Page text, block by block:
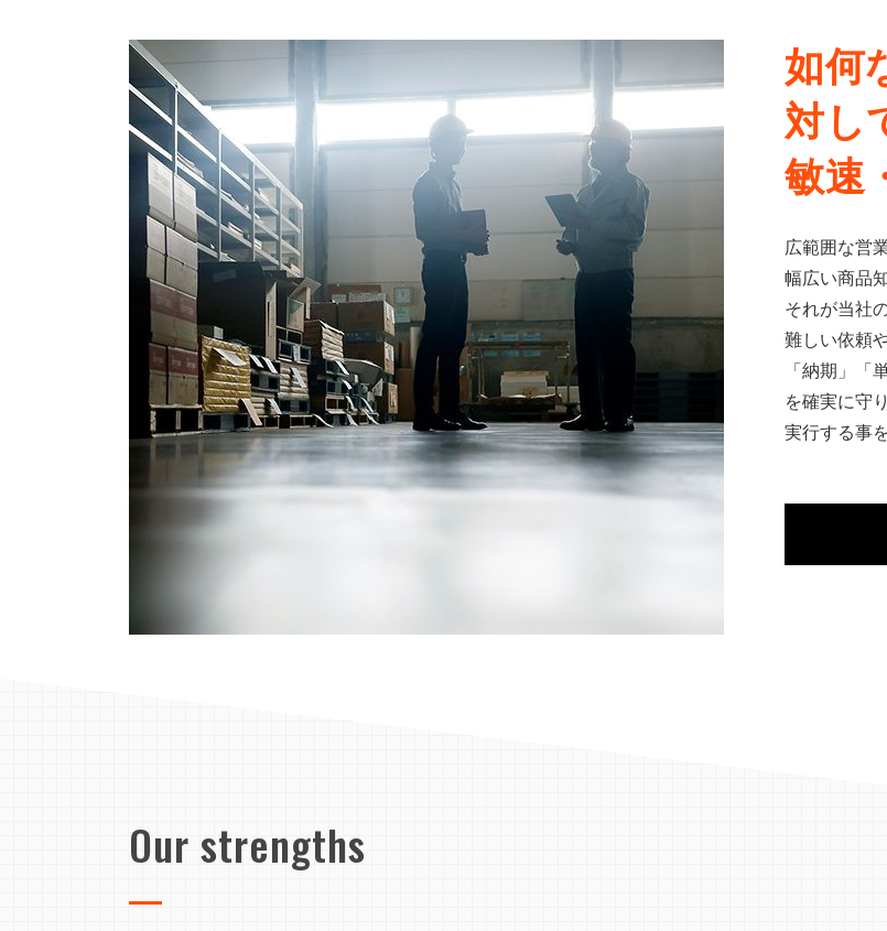
如何
対し
敏速
広範囲な営
幅広い商品
それが当社
難しい依頼
「納期」「
を確実に守り
実行する事
Our strengths